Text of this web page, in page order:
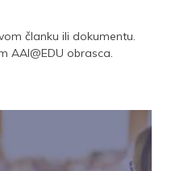
članku ili dokumentu.
AAI@EDU obrasca.